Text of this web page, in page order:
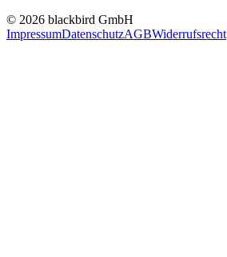
© 2026 blackbird GmbH
ImpressumDatenschutzAGBWiderrufsrecht